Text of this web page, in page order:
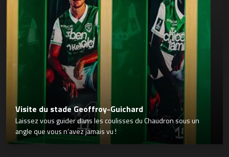
Visite du stade Geoffroy-Guichard
Laissez vous guider dans les coulisses du Chaudron sous un
angle que vous n’avez jamais vu !